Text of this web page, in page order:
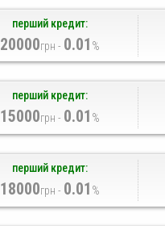
перший кредит:
20000грн - 0.01 %
перший кредит:
15000грн - 0.01 %
перший кредит:
18000грн - 0.01 %